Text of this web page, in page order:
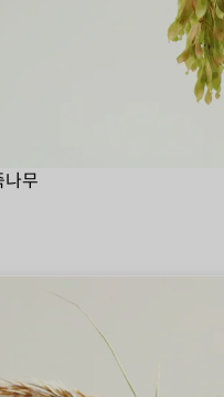
나무